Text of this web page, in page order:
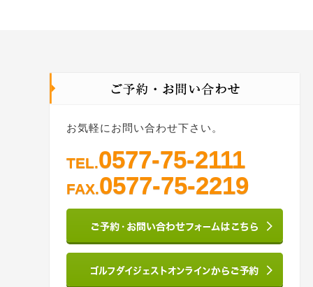
お気軽にお問い合わせ下さい。
TEL.0577-75-2111
FAX.0577-75-2219